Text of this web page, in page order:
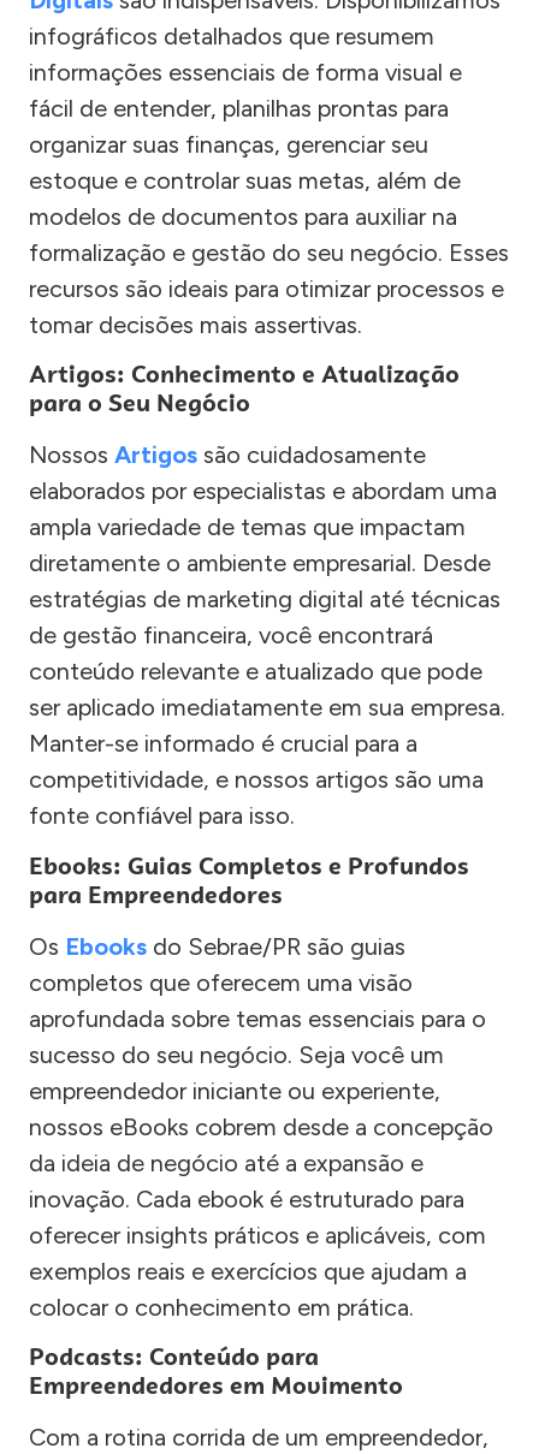
infográficos detalhados que resumem
informações essenciais de forma visual e
fácil de entender, planilhas prontas para
organizar suas finanças, gerenciar seu
estoque e controlar suas metas, além de
modelos de documentos para auxiliar na
formalização e gestão do seu negócio. Esses
recursos são ideais para otimizar processos e
tomar decisões mais assertivas.
Artigos: Conhecimento e Atualização
para o Seu Negócio
Nossos Artigos são cuidadosamente
elaborados por especialistas e abordam uma
ampla variedade de temas que impactam
diretamente o ambiente empresarial. Desde
estratégias de marketing digital até técnicas
de gestão financeira, você encontrará
conteúdo relevante e atualizado que pode
ser aplicado imediatamente em sua empresa.
Manter-se informado é crucial para a
competitividade, e nossos artigos são uma
fonte confiável para isso.
Ebooks: Guias Completos e Profundos
para Empreendedores
Os Ebooks do Sebrae/PR são guias
completos que oferecem uma visão
aprofundada sobre temas essenciais para o
sucesso do seu negócio. Seja você um
empreendedor iniciante ou experiente,
nossos eBooks cobrem desde a concepção
da ideia de negócio até a expansão e
inovação. Cada ebook é estruturado para
oferecer insights práticos e aplicáveis, com
exemplos reais e exercícios que ajudam a
colocar o conhecimento em prática.
Podcasts: Conteúdo para
Empreendedores em Movimento
Com a rotina corrida de um empreendedor,